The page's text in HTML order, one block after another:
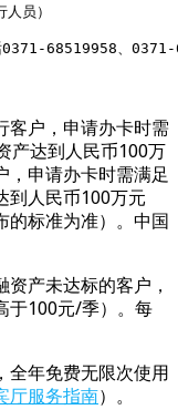
员）
0371-68519958、
客户，申请办卡时需
产达到人民币100万
，申请办卡时需满足
到人民币100万元
的标准为准）。中国
产未达标的客户，
于100元/季）。每
全年免费无限次使用
厅服务指南）。